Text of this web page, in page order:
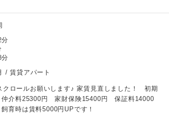
/ 賃貸アパート
クロールお願いします♪ 家賃見直しました！ 初期
介料25300円 家財保険15400円 保証料14000
育時は賃料5000円UPです！